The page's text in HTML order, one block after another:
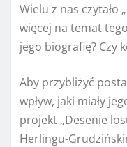
Wielu z nas czytało
więcej na temat
jego biografię? Czy
Aby przybliżyć
wpływ, jaki miały
projekt „Desenie
Herlingu-